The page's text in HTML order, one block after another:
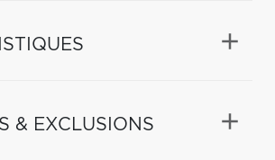
& EXCLUSIONS